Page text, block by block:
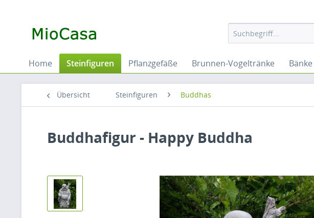
Home Steinfiguren Pflanzgefäße Brunnen-Vogeltränke Bänke
Übersicht Steinfiguren Buddhas
Buddhafigur - Happy Buddha